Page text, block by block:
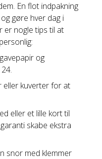
En flot indpakning
gøre hver dag i
er nogle tips til at
og
eller kuverter for at
eller et lille kort til
skabe ekstra
snor med klemmer